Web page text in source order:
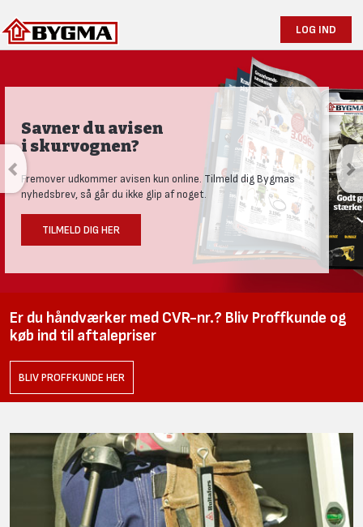
LOG IND
Produktnyheder og tests
Se vores nye univers med aktuelle nyheder til den nysgerrige
håndværker.
Er du håndværker med CVR-nr.? Bliv Proffkunde og
køb ind til aftalepriser
BLIV PROFFKUNDE HER